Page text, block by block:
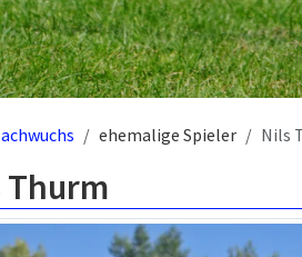
ehemalige Spieler Nils
Thurm